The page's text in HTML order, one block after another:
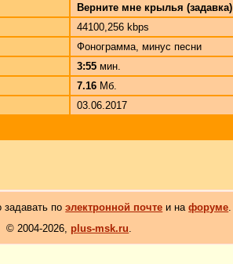
Верните мне крылья (задавка)
44100,256 kbps
Фонограмма, минус песни
3:55 мин.
7.16 Мб.
03.06.2017
задавать поэлектронной почте и нафоруме.
© 2004-2026, plus-msk.ru.